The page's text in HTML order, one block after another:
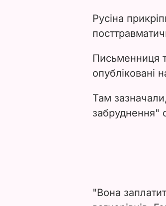
Русіна
Письменниця
опубліковані
Там
забруднення"
"Вона